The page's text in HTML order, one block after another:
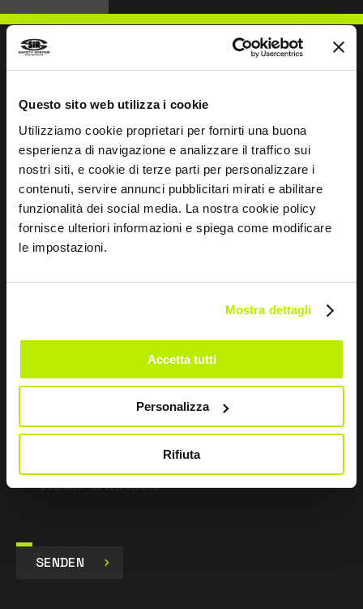
Questo sito web utilizza i cookie
Utilizziamo cookie proprietari per fornirti una buona
esperienza di navigazione e analizzare il traffico sui
nostri siti, e cookie di terze parti per personalizzare i
contenuti, servire annunci pubblicitari mirati e abilitare
funzionalità dei social media. La nostra cookie policy
fornisce ulteriori informazioni e spiega come modificare
le impostazioni.
Mostra dettagli
Accetta tutti
Personalizza
Rifiuta
SCHREIBEN SIE UNS
Bleiben wir in Kontakt
Leave
field
Ich gebe mein Einverständnis zur Verarbeitung der
Daten für Marketingzwecke und zum Erhalt von
kommerziellen und werblichen Mitteilungen per E-Mail,
sozialen Netzwerken.
SENDEN